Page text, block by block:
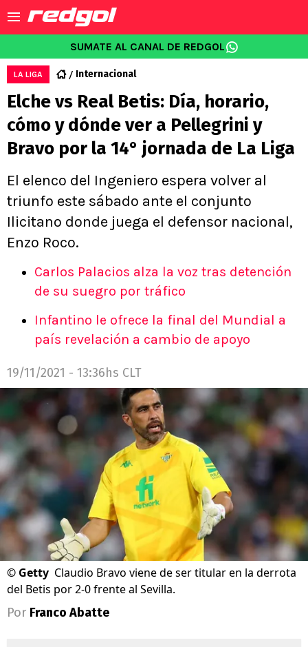
SUMATE AL CANAL DE REDGOL
LA LIGA Internacional
Elche vs Real Betis: Día, horario,
cómo y dónde ver a Pellegrini y
Bravo por la 14° jornada de La Liga
El elenco del Ingeniero espera volver al
triunfo este sábado ante el conjunto
Ilicitano donde juega el defensor nacional,
Enzo Roco.
Carlos Palacios alza la voz tras detención
de su suegro por tráfico
Infantino le ofrece la final del Mundial a
país revelación a cambio de apoyo
19/11/2021 - 13:36hs CLT
© Getty Claudio Bravo viene de ser titular en la derrota
del Betis por 2-0 frente al Sevilla.
Por Franco Abatte